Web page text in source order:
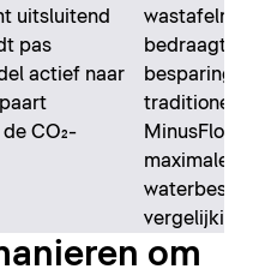
uitsluitend
pas
actief naar
CO₂-
bedraagt.
besparing
traditionele
maximale
vergelijking
om